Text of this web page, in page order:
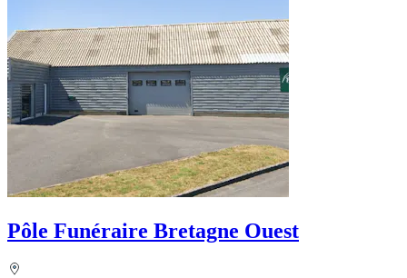
Pôle Funéraire Bretagne Ouest